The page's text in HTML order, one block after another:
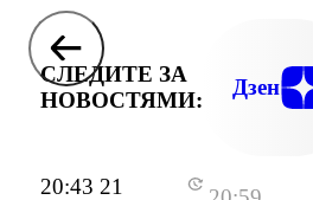
20:43 21
СЛЕДИТЕ ЗА
НОВОСТЯМИ:
Дзен